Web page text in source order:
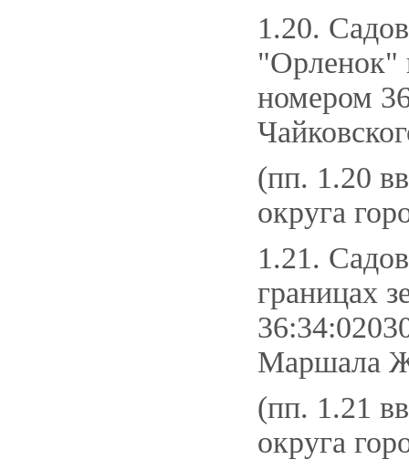
1.20.
"Орленок"
номером
(пп. 1.20
округа
1.21.
границах
Маршала
(пп. 1.21
округа